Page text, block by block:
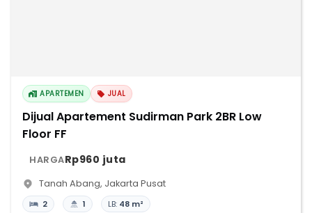
APARTEMEN JUAL
Dijual Apartement Sudirman Park 2BR Low
Floor FF
HARGARp960 juta
Tanah Abang, Jakarta Pusat
2 1 LB: 48 m²